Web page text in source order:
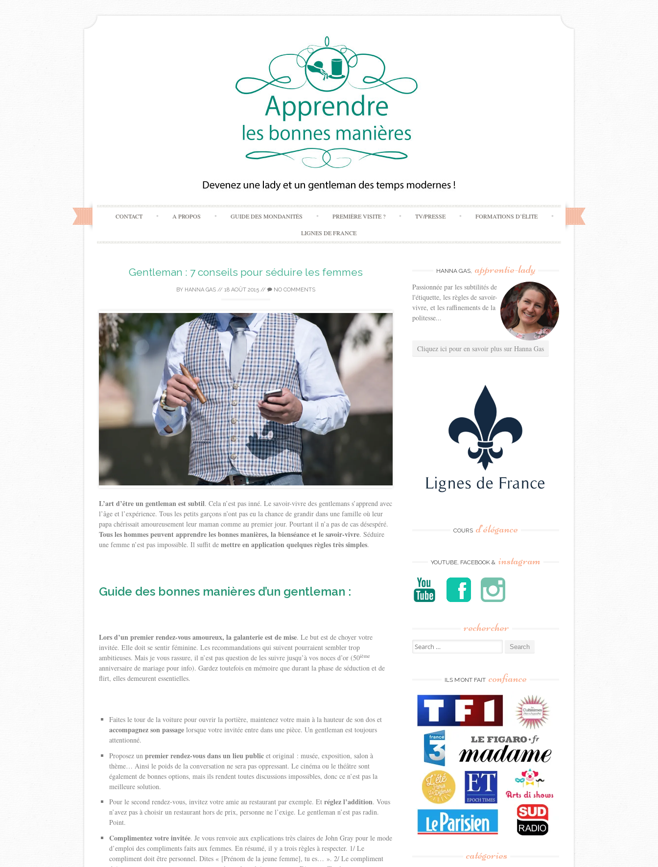
Skip
to
content
CONTACT A PROPOS GUIDE DES MONDANITÉS PREMIÈRE VISITE ? TV/PRESSE FORMATIONS D’ÉLITE
LIGNES DE FRANCE
Gentleman : 7 conseils pour séduire les femmes
BY HANNA GAS // 18 AOÛT 2015 // NO COMMENTS
L’art d’être un gentleman est subtil. Cela n’est pas inné. Le savoir-vivre des gentlemans s’apprend avec
l’âge et l’expérience. Tous les petits garçons n’ont pas eu la chance de grandir dans une famille où leur
papa chérissait amoureusement leur maman comme au premier jour. Pourtant il n’a pas de cas désespéré.
Tous les hommes peuvent apprendre les bonnes manières, la bienséance et le savoir-vivre. Séduire
une femme n’est pas impossible. Il suffit de mettre en application quelques règles très simples.
Guide des bonnes manières d’un gentleman :
Lors d’un premier rendez-vous amoureux, la galanterie est de mise. Le but est de choyer votre
invitée. Elle doit se sentir féminine. Les recommandations qui suivent pourraient sembler trop
ambitieuses. Mais je vous rassure, il n’est pas question de les suivre jusqu’à vos noces d’or (50ième
anniversaire de mariage pour info). Gardez toutefois en mémoire que durant la phase de séduction et de
flirt, elles demeurent essentielles.
Faites le tour de la voiture pour ouvrir la portière, maintenez votre main à la hauteur de son dos et
accompagnez son passage lorsque votre invitée entre dans une pièce. Un gentleman est toujours
attentionné.
Proposez un premier rendez-vous dans un lieu public et original : musée, exposition, salon à
thème… Ainsi le poids de la conversation ne sera pas oppressant. Le cinéma ou le théâtre sont
également de bonnes options, mais ils rendent toutes discussions impossibles, donc ce n’est pas la
meilleure solution.
Pour le second rendez-vous, invitez votre amie au restaurant par exemple. Et réglez l’addition. Vous
n’avez pas à choisir un restaurant hors de prix, personne ne l’exige. Le gentleman n’est pas radin.
Point.
Complimentez votre invitée. Je vous renvoie aux explications très claires de John Gray pour le mode
d’emploi des compliments faits aux femmes. En résumé, il y a trois règles à respecter. 1/ Le
compliment doit être personnel. Dites « [Prénom de la jeune femme], tu es… ». 2/ Le compliment
HANNA GAS, apprentie-lady
Passionnée par les subtilités de
l'étiquette, les règles de savoir-
vivre, et les raffinements de la
politesse...
Cliquez ici pour en savoir plus sur Hanna Gas
COURS d’élégance
YOUTUBE, FACEBOOK & instagram
rechercher
Search
for:
ILS M’ONT FAIT confiance
catégories